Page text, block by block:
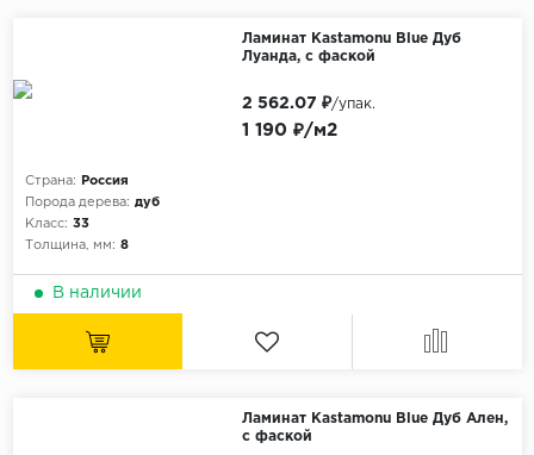
Ламинат Kastamonu Blue Дуб
Луанда, с фаской
Страна:
Россия
Порода дерева: дуб
Класс: 33
Толщина, мм: 8
1 190 ₽/м2
2 562.07 ₽/упак.
В наличии
Ламинат Kastamonu Blue Дуб Ален,
с фаской